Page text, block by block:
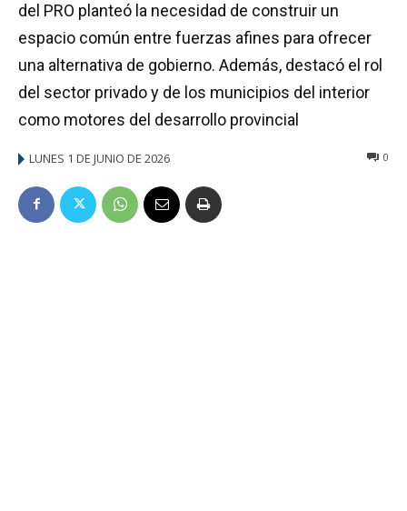
del PRO planteó la necesidad de construir un
espacio común entre fuerzas afines para ofrecer
una alternativa de gobierno. Además, destacó el rol
del sector privado y de los municipios del interior
como motores del desarrollo provincial
LUNES 1 DE JUNIO DE 2026 0